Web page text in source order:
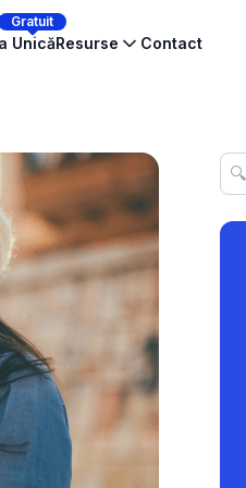
Gratuit
UnicăResurse Contact